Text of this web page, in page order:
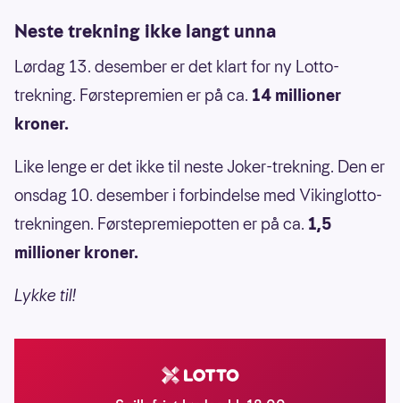
Neste trekning ikke langt unna
Lørdag 13. desember er det klart for ny Lotto-
trekning. Førstepremien er på ca. 14 millioner
kroner.
Like lenge er det ikke til neste Joker-trekning. Den er
onsdag 10. desember i forbindelse med Vikinglotto-
trekningen. Førstepremiepotten er på ca. 1,5
millioner kroner.
Lykke til!